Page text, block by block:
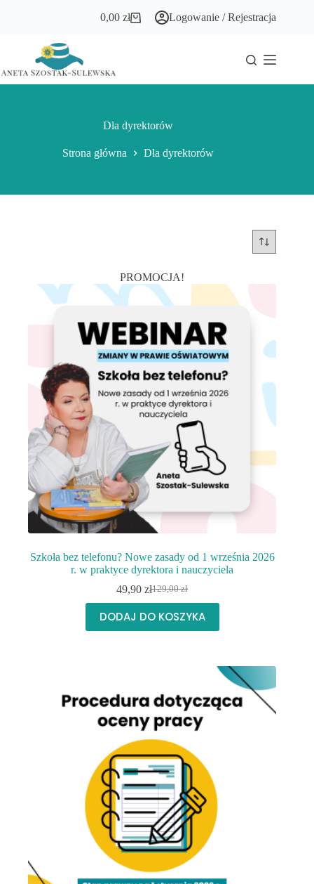
Koszyk
0,00zł Logowanie / Rejestracja
Dla dyrektorów
Strona główna Dla dyrektorów
PROMOCJA!
Szkoła bez telefonu? Nowe zasady od 1 września 2026
r. w praktyce dyrektora i nauczyciela
129,00zł
Pierwotna
cena
wynosiła:
129,00 zł.
49,90złAktualna
cena
wynosi:
49,90 zł.
DODAJ DO KOSZYKA